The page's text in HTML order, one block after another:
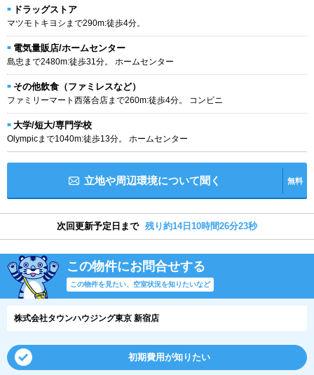
ドラッグストア
マツモトキヨシまで290m:徒歩4分。
電気量販店/ホームセンター
島忠まで2480m:徒歩31分。 ホームセンター
その他飲食（ファミレスなど）
ファミリーマート西落合店まで260m:徒歩4分。 コンビニ
大学/短大/専門学校
Olympicまで1040m:徒歩13分。 ホームセンター
立地や周辺環境について聞く 無料
次回更新予定日まで 残り約14日10時間26分22秒
この物件にお問合せする
この物件を見たい、空室状況を知りたいなど
株式会社タウンハウジング東京 新宿店
初期費用が知りたい